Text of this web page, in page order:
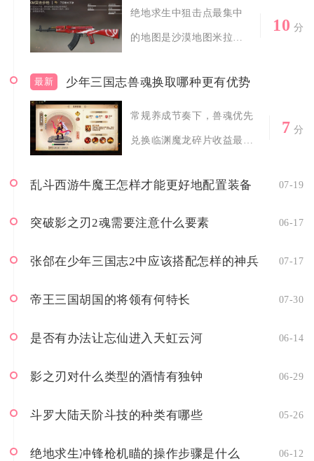
绝地求生中狙击点最集中
的地图是沙漠地图米拉
10 分
最新 少年三国志兽魂换取哪种更有优势
常规养成节奏下，兽魂优先
兑换临渊魔龙碎片收益最
7 分
乱斗西游牛魔王怎样才能更好地配置装备 07-19
突破影之刃2魂需要注意什么要素 06-17
张郃在少年三国志2中应该搭配怎样的神兵 07-17
帝王三国胡国的将领有何特长 07-30
是否有办法让忘仙进入天虹云河 06-14
影之刃对什么类型的酒情有独钟 06-29
斗罗大陆天阶斗技的种类有哪些 05-26
绝地求生冲锋枪机瞄的操作步骤是什么 06-12